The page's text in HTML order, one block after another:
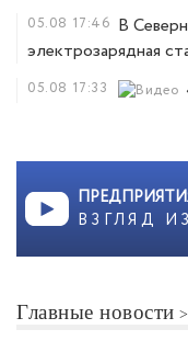
05.08 17:46 В
электрозарядная
05.08 17:33
ВЗГЛЯД
Главные новости